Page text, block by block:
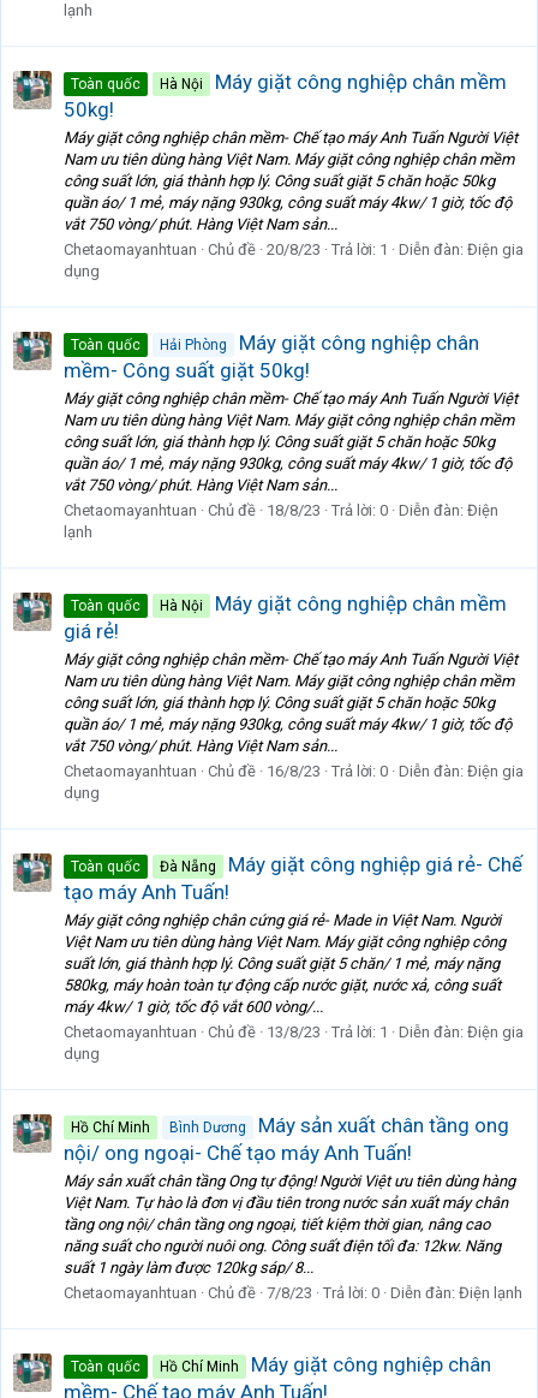
lạnh
Toàn quốc Hà Nội
Máy giặt công nghiệp chân mềm
50kg!
Máy giặt công nghiệp chân mềm- Chế tạo máy Anh Tuấn Người Việt
Nam ưu tiên dùng hàng Việt Nam. Máy giặt công nghiệp chân mềm
công suất lớn, giá thành hợp lý. Công suất giặt 5 chăn hoặc 50kg
quần áo/ 1 mẻ, máy nặng 930kg, công suất máy 4kw/ 1 giờ, tốc độ
vắt 750 vòng/ phút. Hàng Việt Nam sản...
Chetaomayanhtuan
Chủ đề 20/8/23 Trả lời: 1 Diễn đàn: Điện gia
dụng
Toàn quốc Hải Phòng
Máy giặt công nghiệp chân
mềm- Công suất giặt 50kg!
Máy giặt công nghiệp chân mềm- Chế tạo máy Anh Tuấn Người Việt
Nam ưu tiên dùng hàng Việt Nam. Máy giặt công nghiệp chân mềm
công suất lớn, giá thành hợp lý. Công suất giặt 5 chăn hoặc 50kg
quần áo/ 1 mẻ, máy nặng 930kg, công suất máy 4kw/ 1 giờ, tốc độ
vắt 750 vòng/ phút. Hàng Việt Nam sản...
Chetaomayanhtuan
Chủ đề 18/8/23 Trả lời: 0 Diễn đàn: Điện
lạnh
Toàn quốc Hà Nội
Máy giặt công nghiệp chân mềm
giá rẻ!
Máy giặt công nghiệp chân mềm- Chế tạo máy Anh Tuấn Người Việt
Nam ưu tiên dùng hàng Việt Nam. Máy giặt công nghiệp chân mềm
công suất lớn, giá thành hợp lý. Công suất giặt 5 chăn hoặc 50kg
quần áo/ 1 mẻ, máy nặng 930kg, công suất máy 4kw/ 1 giờ, tốc độ
vắt 750 vòng/ phút. Hàng Việt Nam sản...
Chetaomayanhtuan
Chủ đề 16/8/23 Trả lời: 0 Diễn đàn: Điện gia
dụng
Toàn quốc Đà Nẵng
Máy giặt công nghiệp giá rẻ- Chế
tạo máy Anh Tuấn!
Máy giặt công nghiệp chân cứng giá rẻ- Made in Việt Nam. Người
Việt Nam ưu tiên dùng hàng Việt Nam. Máy giặt công nghiệp công
suất lớn, giá thành hợp lý. Công suất giặt 5 chăn/ 1 mẻ, máy nặng
580kg, máy hoàn toàn tự động cấp nước giặt, nước xả, công suất
máy 4kw/ 1 giờ, tốc độ vắt 600 vòng/...
Chetaomayanhtuan
Chủ đề 13/8/23 Trả lời: 1 Diễn đàn: Điện gia
dụng
Hồ Chí Minh Bình Dương
Máy sản xuất chân tầng ong
nội/ ong ngoại- Chế tạo máy Anh Tuấn!
Máy sản xuất chân tầng Ong tự động! Người Việt ưu tiên dùng hàng
Việt Nam. Tự hào là đơn vị đầu tiên trong nước sản xuất máy chân
tầng ong nội/ chân tầng ong ngoại, tiết kiệm thời gian, nâng cao
năng suất cho người nuôi ong. Công suất điện tối đa: 12kw. Năng
suất 1 ngày làm được 120kg sáp/ 8...
Chetaomayanhtuan
Chủ đề 7/8/23 Trả lời: 0 Diễn đàn: Điện lạnh
Toàn quốc Hồ Chí Minh
Máy giặt công nghiệp chân
mềm- Chế tạo máy Anh Tuấn!